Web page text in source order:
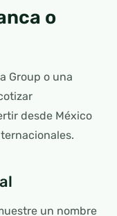
o
Group o una
desde México
un nombre